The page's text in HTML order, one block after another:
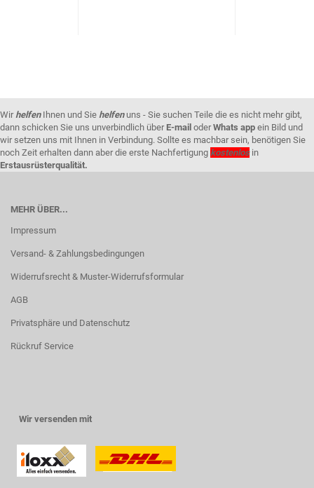
WirhelfenIhnen und Sie helfenuns - Sie suchen Teile die es nicht mehr gibt,
dann schicken Sie uns unverbindlich über E-mail oderWhats app ein Bild und
wir setzen uns mit Ihnen in Verbindung. Sollte es machbar sein, benötigen Sie
noch Zeit erhalten dann aber die erste Nachfertigung kostenlos in
Erstausrüsterqualität.
MEHR ÜBER...
Impressum
Versand- & Zahlungsbedingungen
Widerrufsrecht & Muster-Widerrufsformular
AGB
Privatsphäre und Datenschutz
Rückruf Service
Wir versenden mit